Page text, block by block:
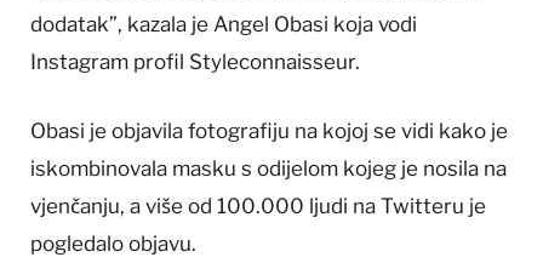
dodatak”, kazala je Angel Obasi koja vodi
Instagram profil Styleconnaisseur.
Obasi je objavila fotografiju na kojoj se vidi kako je
iskombinovala masku s odijelom kojeg je nosila na
vjenčanju, a više od 100.000 ljudi na Twitteru je
pogledalo objavu.